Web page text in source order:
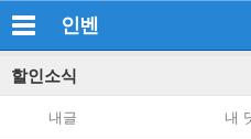
인벤
할인소식
내글 내